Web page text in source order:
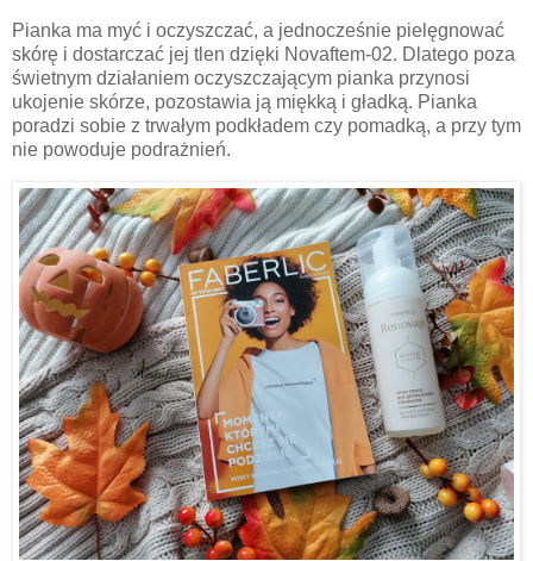
Pianka ma myć i oczyszczać, a jednocześnie pielęgnować
skórę i dostarczać jej tlen dzięki Novaftem-02. Dlatego poza
świetnym działaniem oczyszczającym pianka przynosi
ukojenie skórze, pozostawia ją miękką i gładką. Pianka
poradzi sobie z trwałym podkładem czy pomadką, a przy tym
nie powoduje podrażnień.